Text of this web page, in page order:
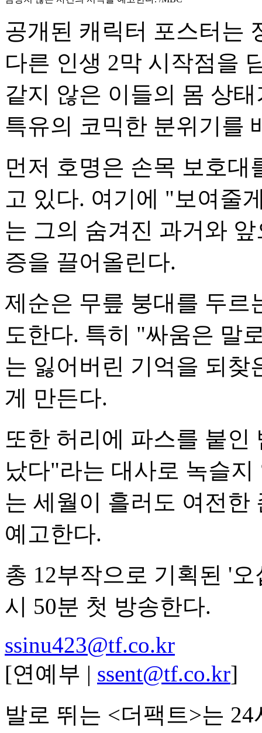
공개된 캐릭터 포스터는
다른 인생 2막 시작점을
같지 않은 이들의 몸 상
특유의 코믹한 분위기를
먼저 호명은 손목 보호대
고 있다. 여기에 "보여줄
는 그의 숨겨진 과거와
증을 끌어올린다.
제순은 무릎 붕대를 두르
도한다. 특히 "싸움은 말
는 잃어버린 기억을 되찾
게 만든다.
또한 허리에 파스를 붙인
났다"라는 대사로 녹슬
는 세월이 흘러도 여전한
예고한다.
총 12부작으로 기획된 '
시 50분 첫 방송한다.
ssinu423@tf.co.kr
[연예부 | ssent@tf.co.kr]
발로 뛰는 <더팩트>는